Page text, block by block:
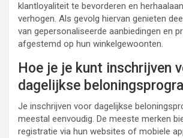
klantloyaliteit te bevorderen en
verhogen. Als gevolg hiervan genieten
van gepersonaliseerde aanbiedingen en
afgestemd op hun winkelgewoonten.
Hoe je je kunt inschrijven
dagelijkse
Je inschrijven voor dagelijkse
meestal eenvoudig. De meeste merken
registratie via hun websites of mobiele